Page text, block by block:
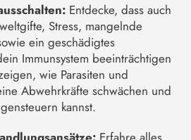
Entdecke, dass auch
Stress, mangelnde
ein geschädigtes
Immunsystem beeinträchtigen
wie Parasiten und
Abwehrkräfte schwächen und
kannst.